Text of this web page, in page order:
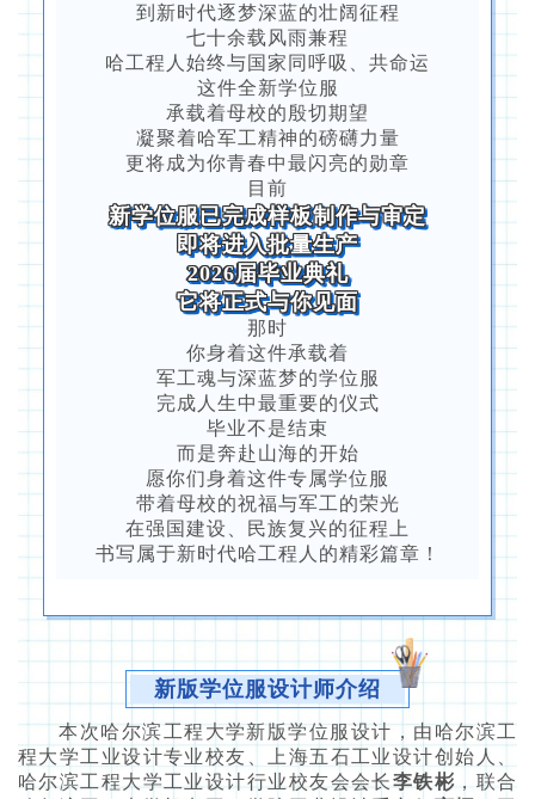
到新时代逐梦深蓝的壮阔征程
七十余载风雨兼程
哈工程人始终与国家同呼吸、共命运
这件全新学位服
承载着母校的殷切期望
凝聚着哈军工精神的磅礴力量
更将成为你青春中最闪亮的勋章
目前
新学位服已完成样板制作与审定
即将进入批量生产
2026届毕业典礼
它将正式与你见面
那时
你身着这件承载着
军工魂与深蓝梦的学位服
完成人生中最重要的仪式
毕业不是结束
而是奔赴山海的开始
愿你们身着这件专属学位服
带着母校的祝福与军工的荣光
在强国建设、民族复兴的征程上
书写属于新时代哈工程人的精彩篇章！
新版学位服设计师介绍
本次哈尔滨工程大学新版学位服设计，由哈尔滨工
程大学工业设计专业校友、上海五石工业设计创始人、
哈尔滨工程大学工业设计行业校友会会长李铁彬 ，联合